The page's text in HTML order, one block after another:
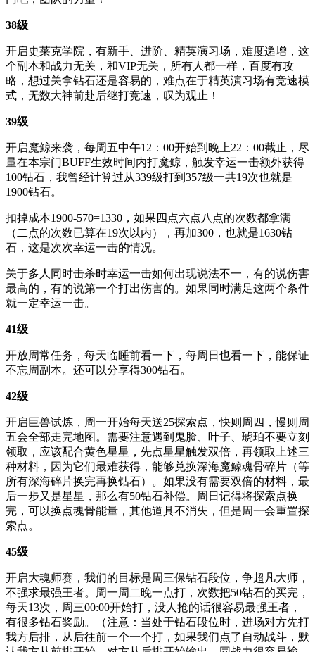
38级
开启史莱克学院，有新手、进阶、精英演习场，难度递增，这
个副本和战力无关，和VIP无关，所有人都一样，百度有攻
略，想过关拿钻石还是容易的，难点在于精英演习场有竞速模
式，无数大神前赴后继打竞速，叹为观止！
39级
开启魔鲸来袭，每周五中午12：00开始到晚上22：00截止，尽
量在本宗门BUFF生效时间内打魔鲸，触发幸运一击额外获得
100钻石，我曾经计算过从339级打到357级一共19次也就是
1900钻石。
扣掉成本1900-570=1330，如果四点六点八点的次数都拿满
（二点的次数已算在19次以内），再加300，也就是1630钻
石，这是次次幸运一击的情况。
关于多人同时击杀时幸运一击如何出现说法不一，有的说伤害
最高的，有的说第一个打出伤害的。如果同时满足这两个条件
就一定幸运一击。
41级
开放周常任务，每天临睡前看一下，每周日也看一下，能保证
不忘周副本。还可以分享得300钻石。
42级
开启巨兽试炼，周一开始每天送25探索点，快则周四，慢则周
五会全部走完地图。需要注意遇到鬼脸、叶子、琥珀不要立刻
领取，应该配合黄色星星，先点星星触发双倍，再领取上述三
种材料，因为它们最难获得，能够兑换深海魔鲸魂骨碎片（等
所有深海碎片换完再换钻石）。如果没有需要双倍的材料，最
后一步又是星星，那么有50钻石补偿。周日记得将探索点换
完，可以换点魂骨能量，其他道具不消失，但是周一会重置探
索点。
45级
开启大魂师赛，我们的目标是周三保钻石段位，争超凡大师，
不强求最强王者。周一周二晚一点打，次数把50钻石的买完，
每天13次，周三00:00开始打，没人抢的话很容易最强王者，
有很多钻石奖励。（注意：当处于钻石段位时，进场对方先打
我方后排，从后往前一个一个打，如果我们点了自动战斗，默